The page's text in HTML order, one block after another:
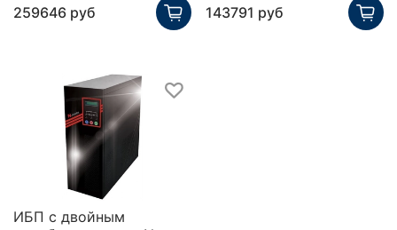
259646 руб
143791 руб
ИБП с двойным